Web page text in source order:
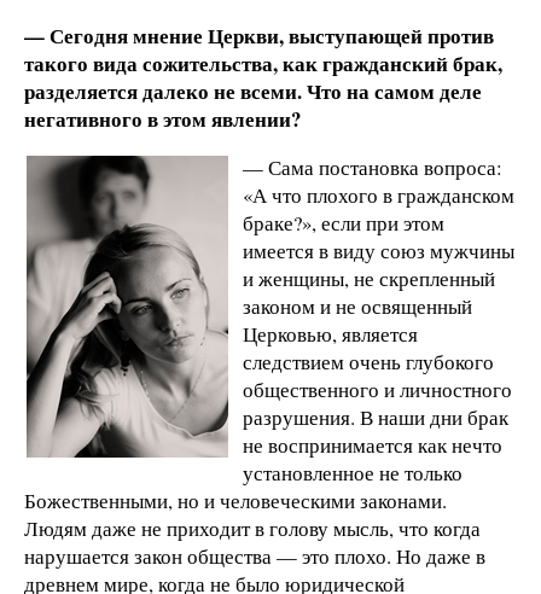
— Сегодня мнение Церкви, выступающей против
такого вида сожительства, как гражданский брак,
разделяется далеко не всеми. Что на самом деле
негативного в этом явлении?
— Сама постановка вопроса:
«А что плохого в гражданском
браке?», если при этом
имеется в виду союз мужчины
и женщины, не скрепленный
законом и не освященный
Церковью, является
следствием очень глубокого
общественного и личностного
разрушения. В наши дни брак
не воспринимается как нечто
установленное не только
Божественными, но и человеческими законами.
Людям даже не приходит в голову мысль, что когда
нарушается закон общества — это плохо. Но даже в
древнем мире, когда не было юридической